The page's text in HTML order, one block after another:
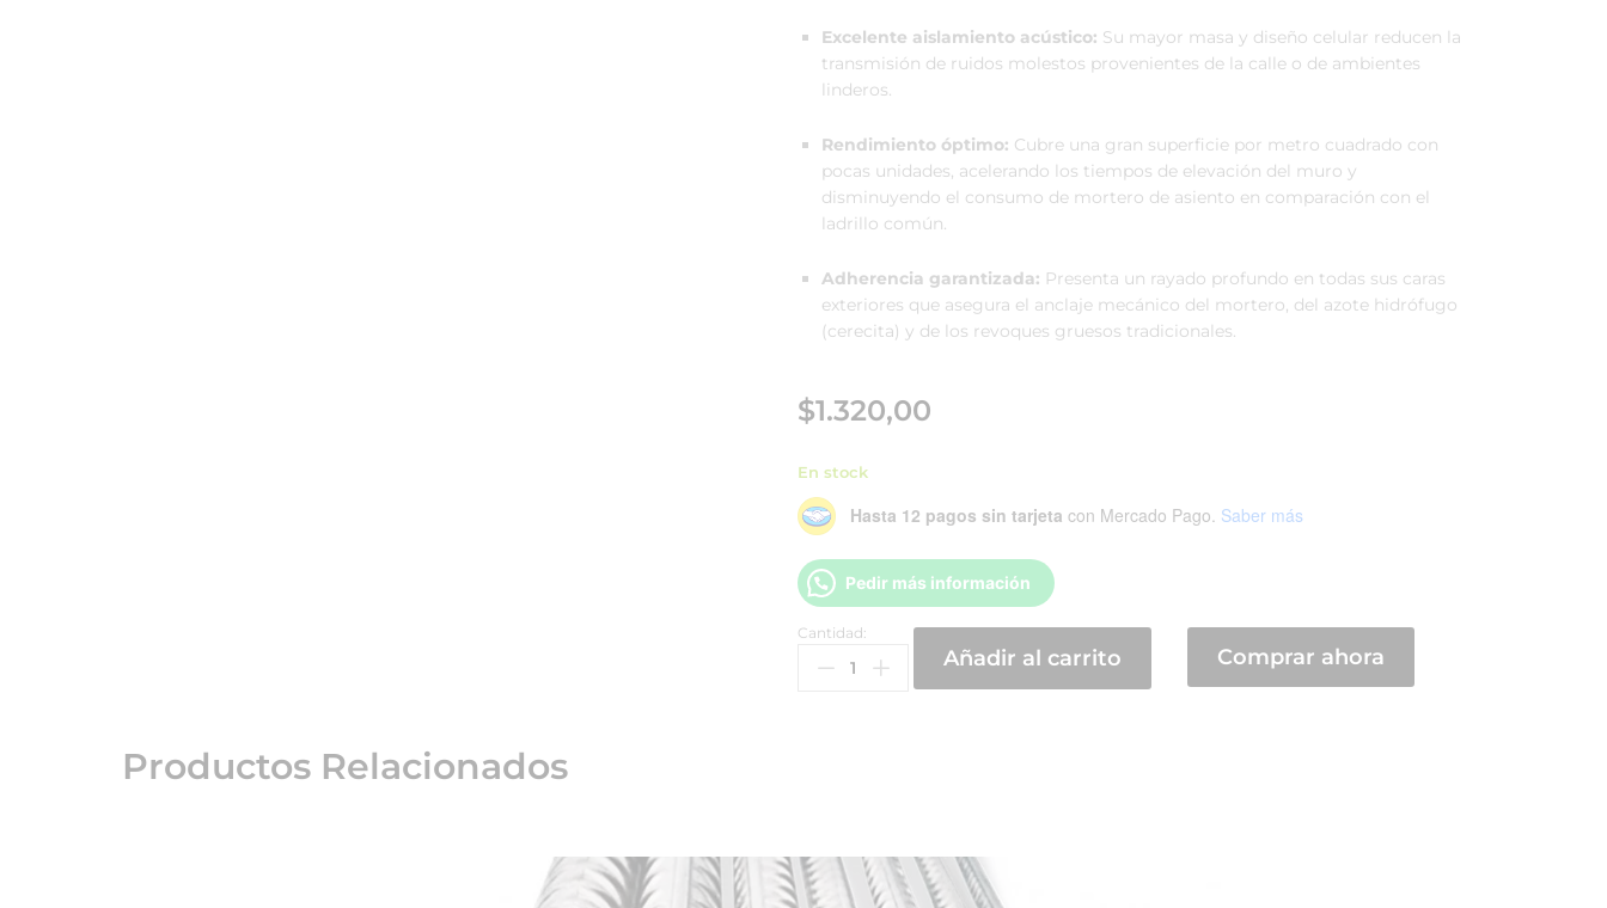
Excelente aislamiento acústico: Su mayor masa y diseño celular reducen la
transmisión de ruidos molestos provenientes de la calle o de ambientes
linderos.
Rendimiento óptimo: Cubre una gran superficie por metro cuadrado con
pocas unidades, acelerando los tiempos de elevación del muro y
disminuyendo el consumo de mortero de asiento en comparación con el
ladrillo común.
Adherencia garantizada: Presenta un rayado profundo en todas sus caras
exteriores que asegura el anclaje mecánico del mortero, del azote hidrófugo
(cerecita) y de los revoques gruesos tradicionales.
$1.320,00
En stock
Hasta 12 pagos sin tarjeta con Mercado Pago. Saber más
Pedir más información
Cantidad:
Añadir al carrito Comprar ahora
Productos Relacionados